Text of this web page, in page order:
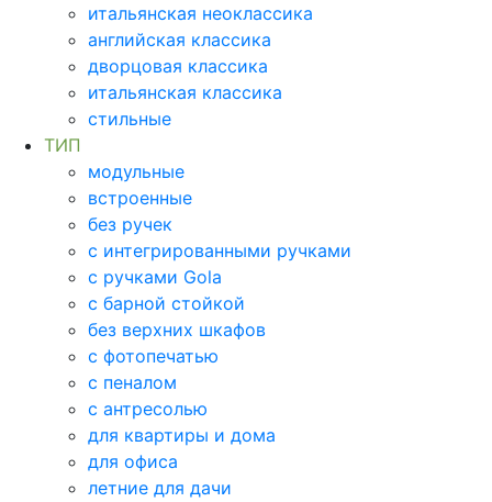
итальянская неоклассика
английская классика
дворцовая классика
итальянская классика
стильные
ТИП
модульные
встроенные
без ручек
с интегрированными ручками
с ручками Gola
с барной стойкой
без верхних шкафов
с фотопечатью
с пеналом
с антресолью
для квартиры и дома
для офиса
летние для дачи